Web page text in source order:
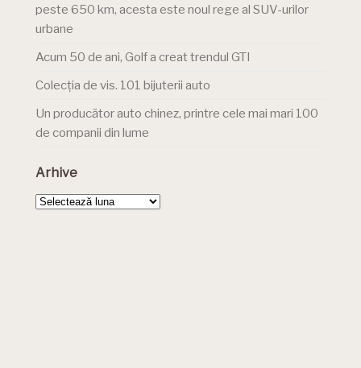
peste 650 km, acesta este noul rege al SUV-urilor
urbane
Acum 50 de ani, Golf a creat trendul GTI
Colecția de vis. 101 bijuterii auto
Un producător auto chinez, printre cele mai mari 100
de companii din lume
Arhive
Arhive